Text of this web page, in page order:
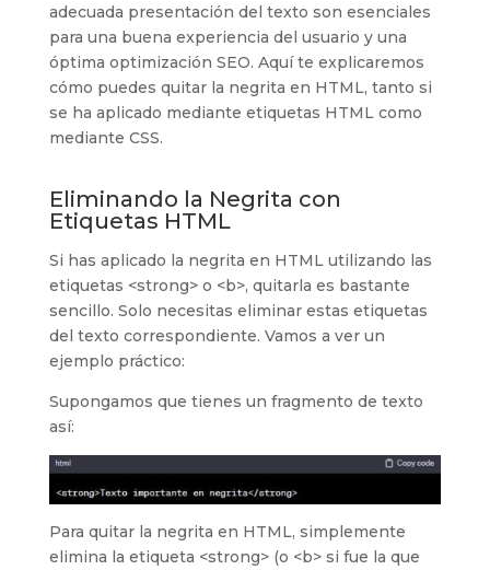
adecuada presentación del texto son esenciales
para una buena experiencia del usuario y una
óptima optimización SEO. Aquí te explicaremos
cómo puedes quitar la negrita en HTML, tanto si
se ha aplicado mediante etiquetas HTML como
mediante CSS.
Eliminando la Negrita con
Etiquetas HTML
Si has aplicado la negrita en HTML utilizando las
etiquetas <strong> o <b>, quitarla es bastante
sencillo. Solo necesitas eliminar estas etiquetas
del texto correspondiente. Vamos a ver un
ejemplo práctico:
Supongamos que tienes un fragmento de texto
así:
Para quitar la negrita en HTML, simplemente
elimina la etiqueta <strong> (o <b> si fue la que